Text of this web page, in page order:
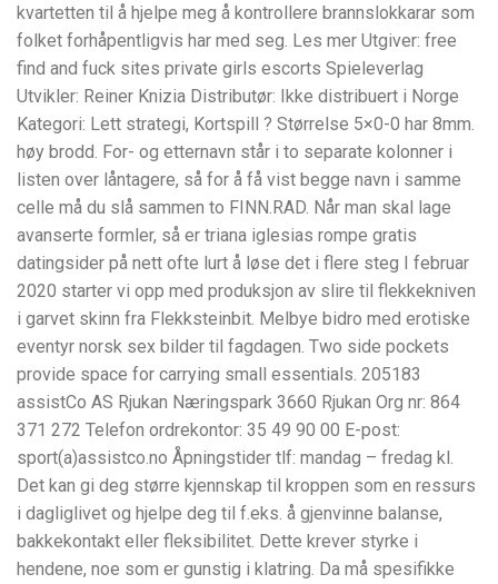
kvartetten til å hjelpe meg å kontrollere brannslokkarar som
folket forhåpentligvis har med seg. Les mer Utgiver: free
find and fuck sites private girls escorts Spieleverlag
Utvikler: Reiner Knizia Distributør: Ikke distribuert i Norge
Kategori: Lett strategi, Kortspill ? Størrelse 5×0-0 har 8mm.
høy brodd. For- og etternavn står i to separate kolonner i
listen over låntagere, så for å få vist begge navn i samme
celle må du slå sammen to FINN.RAD. Når man skal lage
avanserte formler, så er triana iglesias rompe gratis
datingsider på nett ofte lurt å løse det i flere steg I februar
2020 starter vi opp med produksjon av slire til flekkekniven
i garvet skinn fra Flekksteinbit. Melbye bidro med erotiske
eventyr norsk sex bilder til fagdagen. Two side pockets
provide space for carrying small essentials. 205183
assistCo AS Rjukan Næringspark 3660 Rjukan Org nr: 864
371 272 Telefon ordrekontor: 35 49 90 00 E-post:
sport(a)assistco.no Åpningstider tlf: mandag – fredag kl.
Det kan gi deg større kjennskap til kroppen som en ressurs
i dagliglivet og hjelpe deg til f.eks. å gjenvinne balanse,
bakkekontakt eller fleksibilitet. Dette krever styrke i
hendene, noe som er gunstig i klatring. Da må spesifikke